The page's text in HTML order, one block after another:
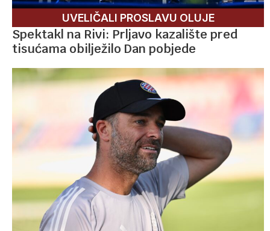
UVELIČALI PROSLAVU OLUJE
Spektakl na Rivi: Prljavo kazalište pred
tisućama obilježilo Dan pobjede